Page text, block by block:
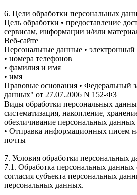
6. Цели обработки персональных
Цель обработки • предоставление
сервисам, информации и/или
Веб-сайте
Персональные данные • электронный
• номера телефонов
• фамилия и имя
• имя
Правовые основания • Федеральный
данных" от 27.07.2006 N 152-ФЗ
Виды обработки персональных
систематизация, накопление,
обезличивание персональных данных
• Отправка информационных писем
почты
7. Условия обработки персональных
7.1. Обработка персональных данных
согласия субъекта персональных
персональных данных.